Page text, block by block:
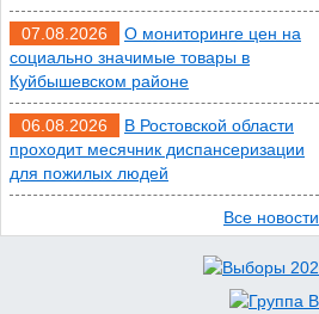
В Таганроге из-за аварии
отключили свет на
четырех улицах
07 августа 2026 18:42
В Ростовской области
более 2000 жителей
бесплатно осваивают
07.08.2026
О мониторинге цен на
социально значимые товары в
Куйбышевском районе
06.08.2026
В Ростовской области
проходит месячник диспансеризации
для пожилых людей
Все новости